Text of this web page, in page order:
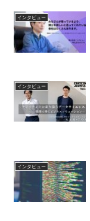
インタビュー
インタビュー
インタビュー